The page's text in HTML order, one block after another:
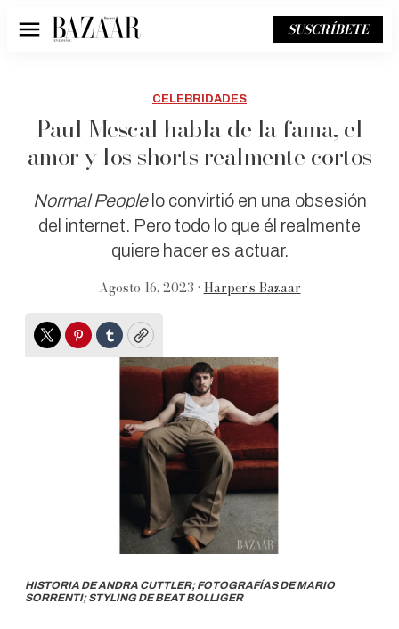
Menú SUSCRÍBETE
CELEBRIDADES
Paul Mescal habla de la fama, el
amor y los shorts realmente cortos
Normal Peoplelo convirtió en una obsesión
del internet. Pero todo lo que él realmente
quiere hacer es actuar.
Agosto 16, 2023 • Harper’s Bazaar
TwitterPinterest
TumblrCopy
HISTORIA DE ANDRA CUTTLER; FOTOGRAFÍAS DE MARIO
SORRENTI; STYLING DE BEAT BOLLIGER